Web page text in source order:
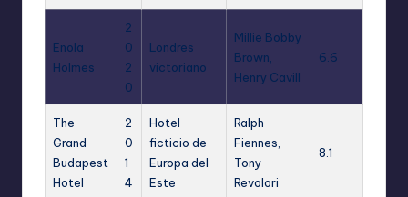
Enola
Holmes
2
0
2
0
Londres
victoriano
Millie Bobby
Brown,
Henry Cavill
6.6
The
Grand
Budapest
Hotel
2
0
1
4
Hotel
ficticio de
Europa del
Este
Ralph
Fiennes,
Tony
Revolori
8.1